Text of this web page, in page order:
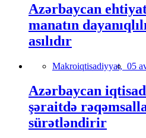
Azərbaycan
manatın
asılıdır
Makroiqtisadiyyat, 05
Azərbaycan
şəraitdə
sürətləndirir